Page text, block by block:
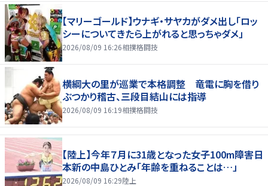
【マリーゴールド】ウナギ・サヤカがダメ出し「ロッ
シーについてきたら上がれると思っちゃダメ」
2026/08/09 16:26相撲格闘技
横綱大の里が巡業で本格調整 竜電に胸を借り
ぶつかり稽古、三段目結山には指導
2026/08/09 16:19相撲格闘技
【陸上】今年７月に31歳となった女子100m障害日
本新の中島ひとみ「年齢を重ねることは…」
2026/08/09 16:29陸上